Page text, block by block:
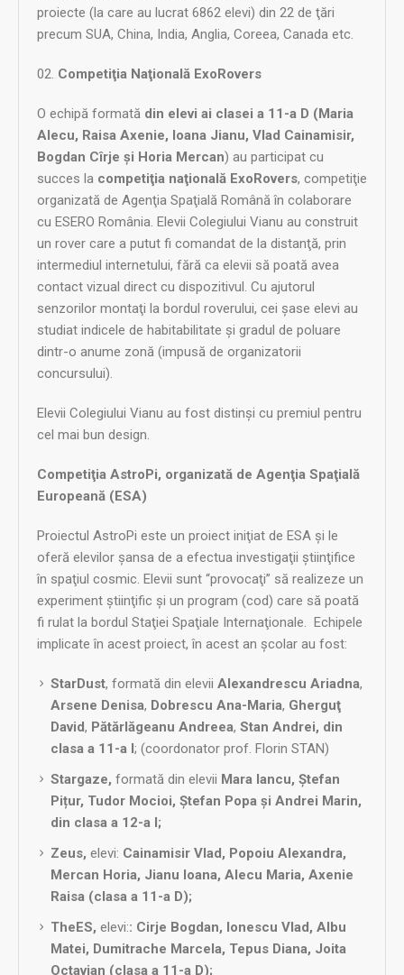
proiecte (la care au lucrat 6862 elevi) din 22 de ţări
precum SUA, China, India, Anglia, Coreea, Canada etc.
Competiţia Naţională ExoRovers
O echipă formată din elevi ai clasei a 11-a D (Maria
Alecu, Raisa Axenie, Ioana Jianu, Vlad Cainamisir,
Bogdan Cîrje şi Horia Mercan) au participat cu
succes la competiţia naţională ExoRovers, competiţie
organizată de Agenţia Spaţială Română în colaborare
cu ESERO România. Elevii Colegiului Vianu au construit
un rover care a putut fi comandat de la distanţă, prin
intermediul internetului, fără ca elevii să poată avea
contact vizual direct cu dispozitivul. Cu ajutorul
senzorilor montaţi la bordul roverului, cei şase elevi au
studiat indicele de habitabilitate şi gradul de poluare
dintr-o anume zonă (impusă de organizatorii
concursului).
Elevii Colegiului Vianu au fost distinşi cu premiul pentru
cel mai bun design.
Competiţia AstroPi, organizată de Agenţia Spaţială
Europeană (ESA)
Proiectul AstroPi este un proiect iniţiat de ESA şi le
oferă elevilor şansa de a efectua investigaţii ştiinţifice
în spaţiul cosmic. Elevii sunt “provocaţi” să realizeze un
experiment ştiinţific şi un program (cod) care să poată
fi rulat la bordul Staţiei Spaţiale Internaţionale. Echipele
implicate în acest proiect, în acest an şcolar au fost:
StarDust, formată din elevii Alexandrescu Ariadna,
Arsene Denisa, Dobrescu Ana-Maria, Gherguţ
David, Pătărlăgeanu Andreea, Stan Andrei, din
clasa a 11-a I; (coordonator prof. Florin STAN)
Stargaze, formată din elevii Mara Iancu, Ștefan
Pițur, Tudor Mocioi, Ștefan Popa și Andrei Marin,
din clasa a 12-a I;
Zeus, elevi: Cainamisir Vlad, Popoiu Alexandra,
Mercan Horia, Jianu Ioana, Alecu Maria, Axenie
Raisa (clasa a 11-a D);
TheES, elevi:: Cirje Bogdan, Ionescu Vlad, Albu
Matei, Dumitrache Marcela, Tepus Diana, Joita
Octavian (clasa a 11-a D);